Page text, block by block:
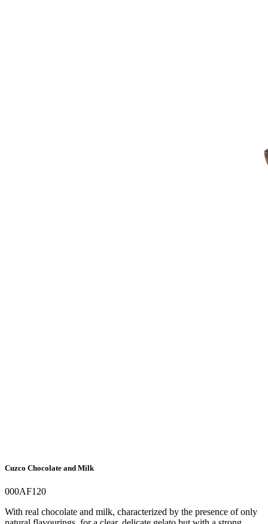
Cuzco Chocolate and Milk
000AF120
With real chocolate and milk, characterized by the presence of only